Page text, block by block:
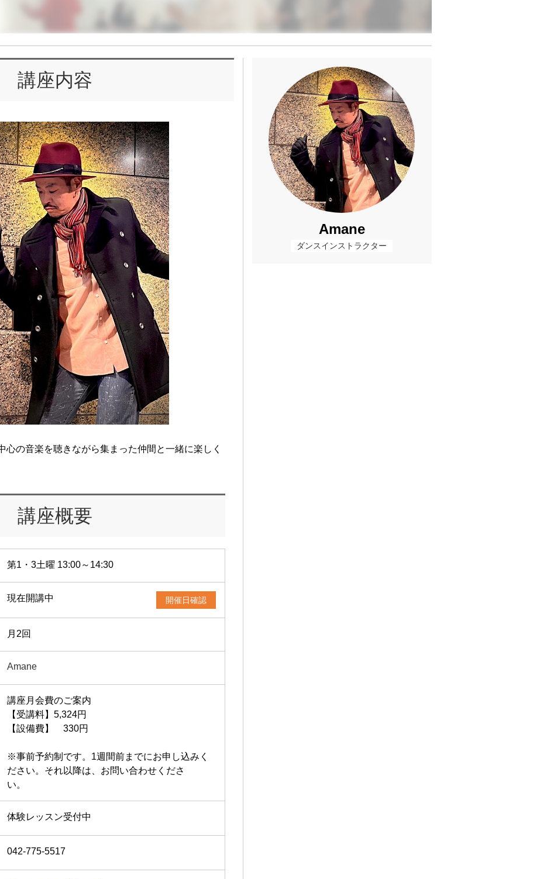
講座内容
の音楽を聴きながら集まった仲間と一緒に楽しく
講座概要
第1・3土曜 13:00～14:30
現在開講中 開催日確認
月2回
Amane
講座月会費のご案内
【受講料】5,324円
【設備費】 330円
※事前予約制です。1週間前までにお申し込みく
ださい。それ以降は、お問い合わせくださ
い。
体験レッスン受付中
042-775-5517
Amane
ダンスインストラクター